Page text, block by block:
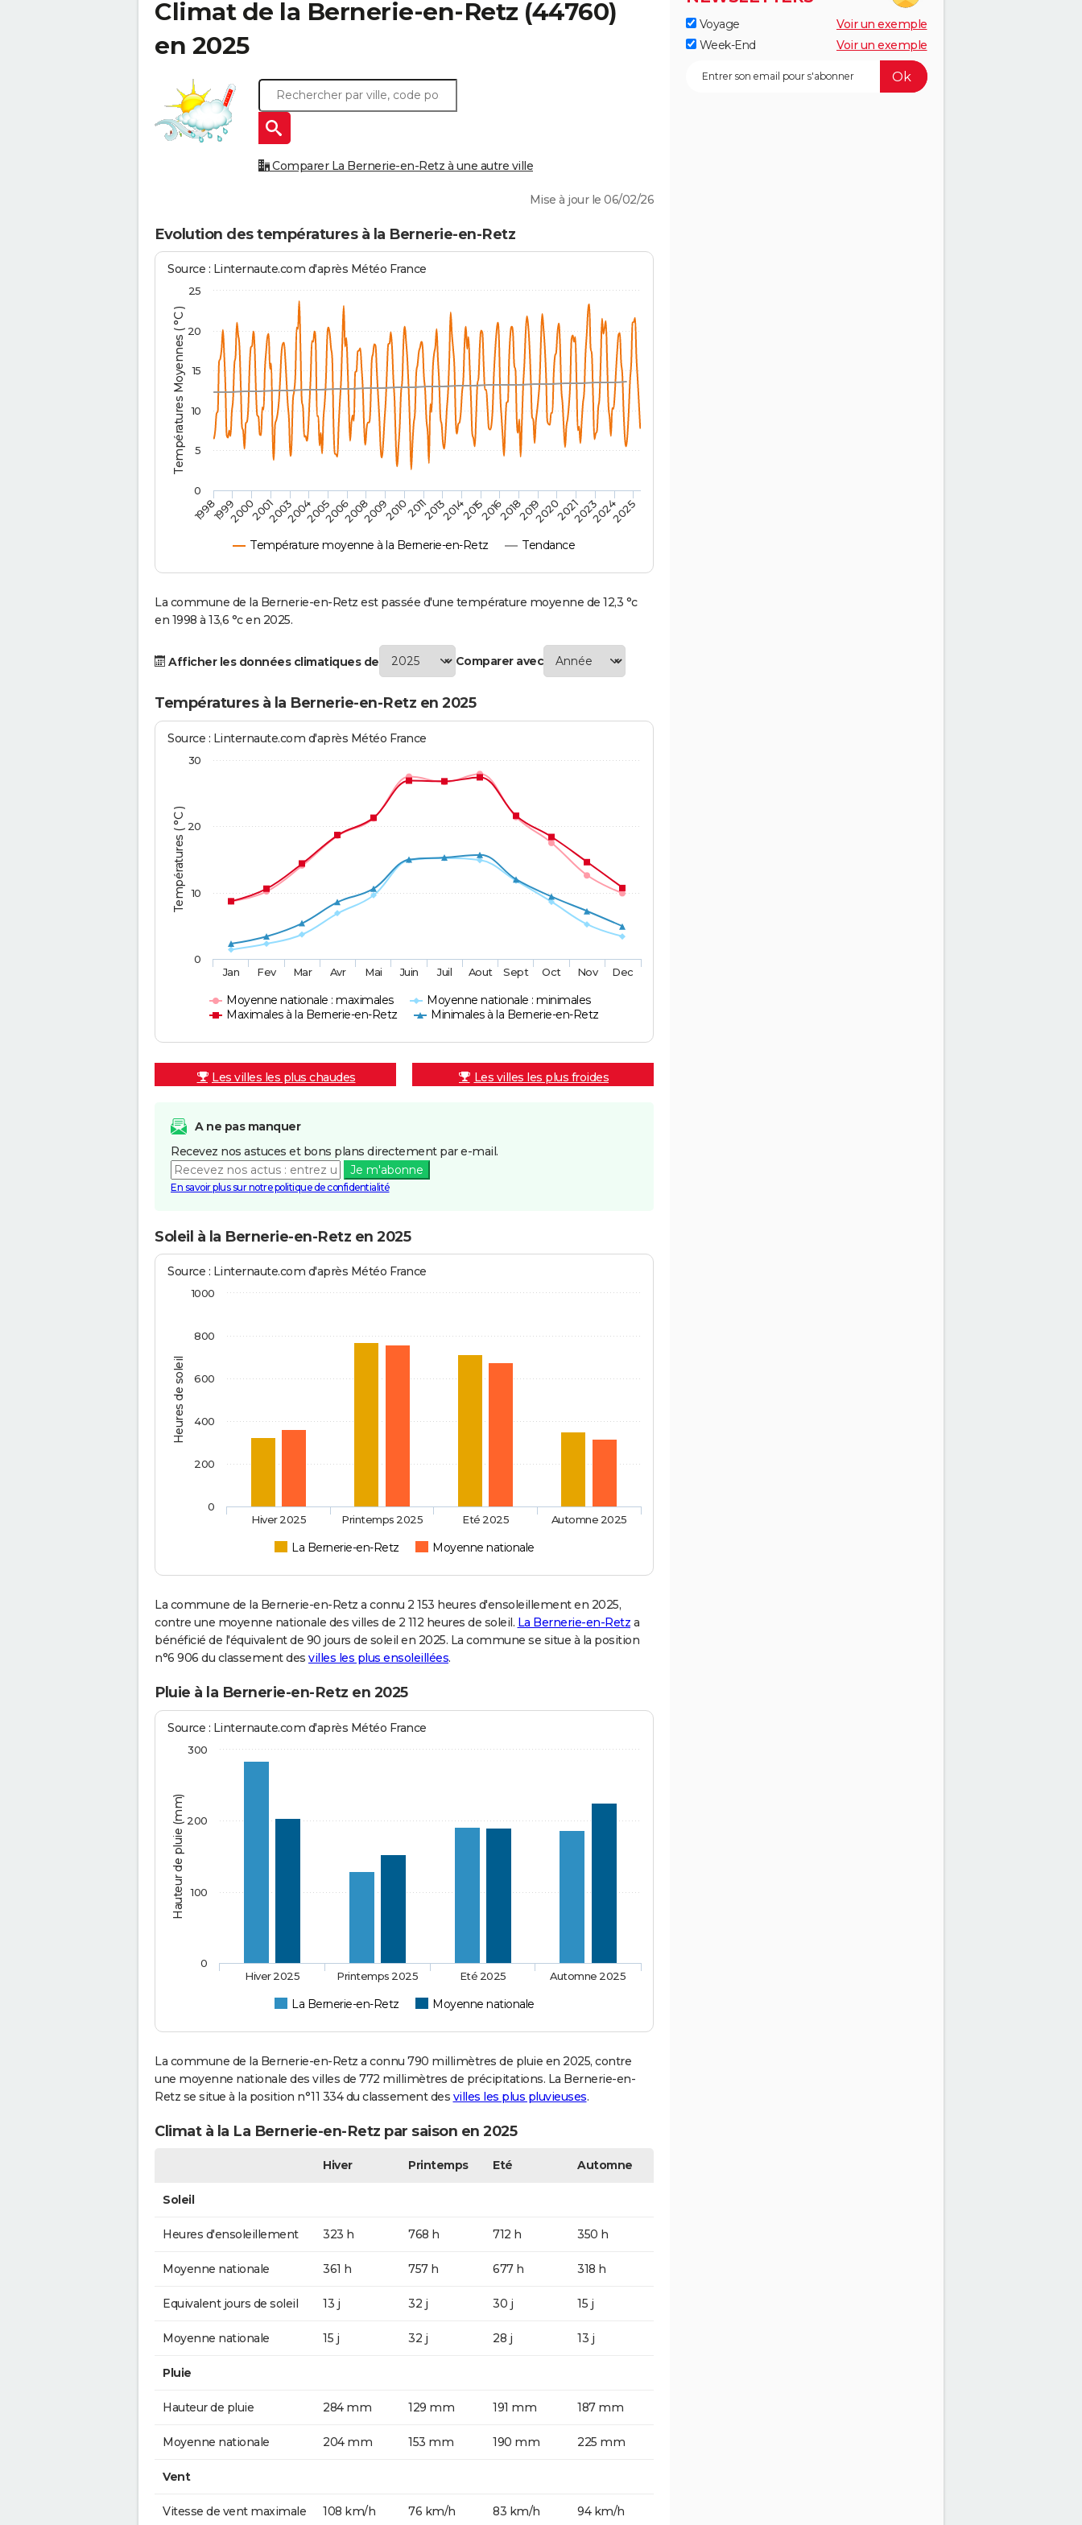
Climat de la Bernerie-en-Retz (44760)
en 2025
Comparer La Bernerie-en-Retz à une autre ville
Mise à jour le 06/02/26
Evolution des températures à la Bernerie-en-Retz
Températures Moyennes ( °C )
Source : Linternaute.com d'après Météo France
Température moyenne à la Bernerie-en-Retz Tendance
1998 2014
199920002001200320042005200620082009201020112013 201520162018201920202021202320242025
0
5
10
15
20
25
La commune de la Bernerie-en-Retz est passée d'une température moyenne de 12,3 °c
en 1998 à 13,6 °c en 2025.
Afficher les données climatiques de Comparer avec
Températures à la Bernerie-en-Retz en 2025
Températures ( °C )
Source : Linternaute.com d'après Météo France
Moyenne nationale : maximales
Moyenne nationale : minimales
Maximales à la Bernerie-en-Retz
Minimales à la Bernerie-en-Retz
Jan Fev Mar Avr Mai Juin Juil Aout Sept Oct Nov Dec
0
10
20
30
Les villes les plus chaudes Les villes les plus froides
A ne pas manquer
Recevez nos astuces et bons plans directement par e-mail.
Je m'abonne
En savoir plus sur notre politique de confidentialité
Soleil à la Bernerie-en-Retz en 2025
Heures de soleil
Source : Linternaute.com d'après Météo France
La Bernerie-en-Retz Moyenne nationale
Hiver 2025 Printemps 2025 Eté 2025 Automne 2025
0
200
400
600
800
1000
La commune de la Bernerie-en-Retz a connu 2 153 heures d'ensoleillement en 2025,
contre une moyenne nationale des villes de 2 112 heures de soleil. La Bernerie-en-Retz a
bénéficié de l'équivalent de 90 jours de soleil en 2025. La commune se situe à la position
n°6 906 du classement des villes les plus ensoleillées.
Pluie à la Bernerie-en-Retz en 2025
Hauteur de pluie (mm)
Source : Linternaute.com d'après Météo France
La Bernerie-en-Retz Moyenne nationale
Hiver 2025 Printemps 2025 Eté 2025 Automne 2025
0
100
200
300
La commune de la Bernerie-en-Retz a connu 790 millimètres de pluie en 2025, contre
une moyenne nationale des villes de 772 millimètres de précipitations. La Bernerie-en-
Retz se situe à la position n°11 334 du classement des villes les plus pluvieuses.
Climat à la La Bernerie-en-Retz par saison en 2025
Hiver Printemps Eté Automne
Soleil
Heures d'ensoleillement 323 h 768 h 712 h 350 h
Moyenne nationale 361 h 757 h 677 h 318 h
Equivalent jours de soleil 13 j 32 j 30 j 15 j
Moyenne nationale 15 j 32 j 28 j 13 j
Pluie
Hauteur de pluie 284 mm 129 mm 191 mm 187 mm
Moyenne nationale 204 mm 153 mm 190 mm 225 mm
Vent
Vitesse de vent maximale 108 km/h 76 km/h 83 km/h 94 km/h
Voyage
Voir un exemple
Week-End
Voir un exemple